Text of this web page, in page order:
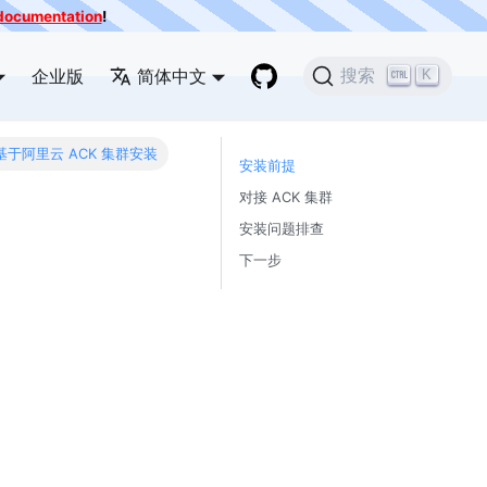
!
企业版 简体中文 搜索 K
于阿里云 ACK 集群安装
安装前提
对接 ACK 集群
安装问题排查
下一步